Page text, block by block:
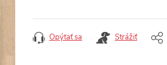
Opýtať sa Strážiť